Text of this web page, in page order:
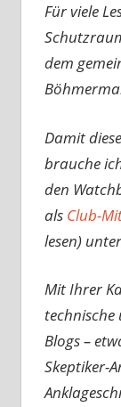
Für viele
dem
Damit
brauche
den
als Club-
lesen)
Mit Ihrer
technische
Blogs –
Skeptiker-